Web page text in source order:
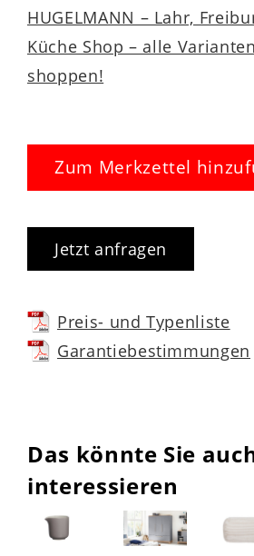
HUGELMANN – Lahr,
Küche Shop – alle
shoppen!
Zum Merkzettel
Jetzt anfragen
Preis- und Typenliste
Garantiebestimmungen
Das könnte Sie
interessieren